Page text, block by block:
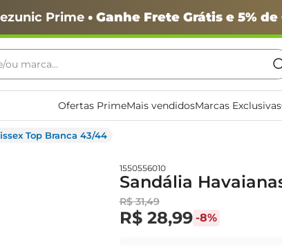
Prime• Ganhe Frete Grátis e 5%
ou marca...
Ofertas PrimeMais vendidosMarcas Exclusivas
Top Branca 43/44
1550556010
Sandália
R$ 31,49
R$ 28,99 -8%